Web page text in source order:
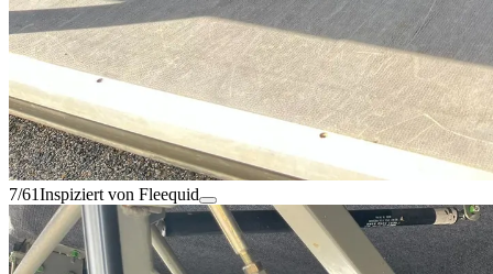
7/61Inspiziert von Fleequid